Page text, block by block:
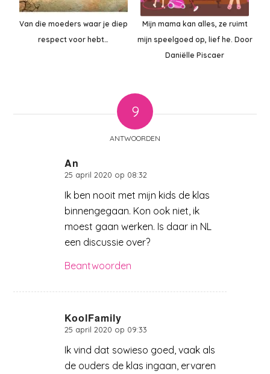
Van die moeders waar je diep
respect voor hebt…
Mijn mama kan alles, ze ruimt
mijn speelgoed op, lief he. Door
Daniëlle Piscaer
9
ANTWOORDEN
An
zegt:
25 april 2020 op 08:32
Ik ben nooit met mijn kids de klas
binnengegaan. Kon ook niet, ik
moest gaan werken. Is daar in NL
een discussie over?
Beantwoorden
KoolFamily
zegt:
25 april 2020 op 09:33
Ik vind dat sowieso goed, vaak als
de ouders de klas ingaan, ervaren